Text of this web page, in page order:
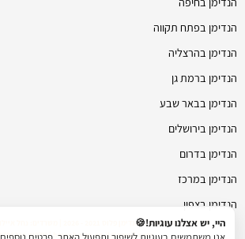
הנדימן בפתח תקווה
הנדימן בהרצליה
הנדימן ברמת גן
הנדימן בבאר שבע
הנדימן בירושלים
הנדימן בדרום
הנדימן במרכז
הנדימן בצפון
hmanhman.co.il@gmail.com | טלפון: 077-4706236
היי, יש אצלנו עוגיות!🍪